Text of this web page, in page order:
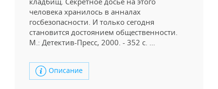
человека хранилось в анналах
госбезопасности. И только сегодня
становится достоянием общественности.
М.: Детектив-Пресс, 2000. - 352 с. …
Описание